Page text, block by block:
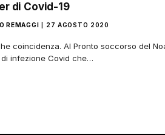
di Covid-19
REMAGGI 27 AGOSTO 2020
coincidenza. Al Pronto soccorso del
infezione Covid che…